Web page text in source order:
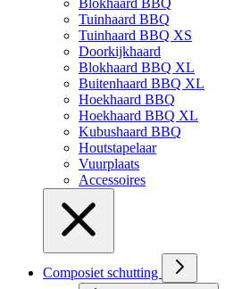
Blokhaard BBQ
Tuinhaard BBQ
Tuinhaard BBQ XS
Doorkijkhaard
Blokhaard BBQ XL
Buitenhaard BBQ XL
Hoekhaard BBQ
Hoekhaard BBQ XL
Kubushaard BBQ
Houtstapelaar
Vuurplaats
Accessoires
Composiet schutting